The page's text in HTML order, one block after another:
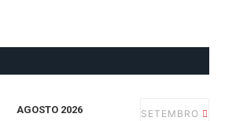
AGOSTO 2026 SETEMBRO